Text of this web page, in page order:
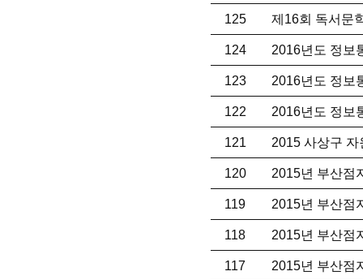
125 제16회 독서문
124 2016년도 정보
123 2016년도 정보
122 2016년도 정보
121 2015 사상구
120 2015년 부산점
119 2015년 부산점
118 2015년 부산점
117 2015년 부산점